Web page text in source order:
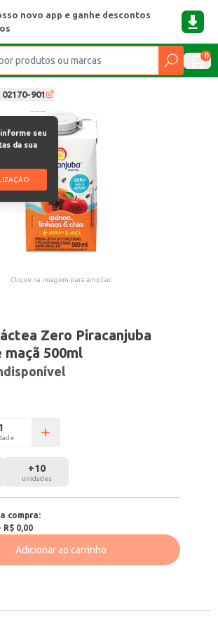
novo app e ganhe descontos
0
02170-901
seu
da sua
Clique na imagem para ampliar.
Zero Piracanjuba
maçã 500ml
+10
unidades
compra:
· R$ 0,00
Adicionar ao carrinho